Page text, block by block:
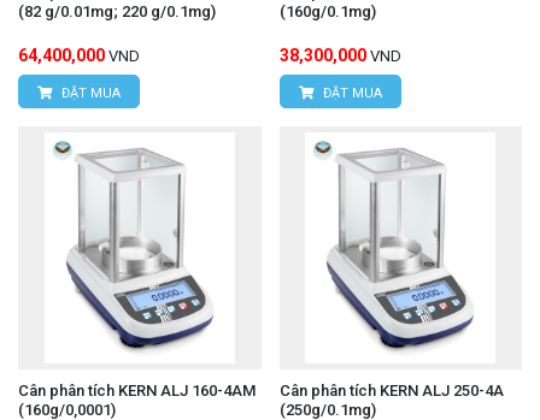
(82 g/0.01mg; 220 g/0.1mg)
64,400,000 VND
ĐẶT MUA
(160g/0.1mg)
38,300,000 VND
ĐẶT MUA
Cân phân tích KERN ALJ 160-4AM
(160g/0,0001)
Cân phân tích KERN ALJ 250-4A
(250g/0.1mg)